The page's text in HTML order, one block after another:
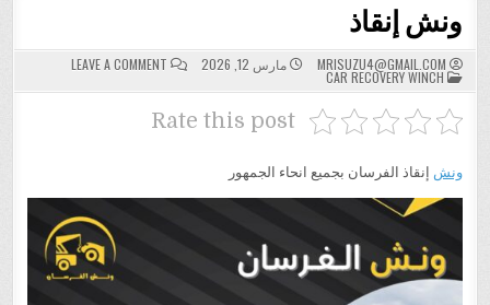
ونش إنقاذ
MRISUZU4@GMAIL.COM مارس 12, 2026 LEAVE A COMMENT
ON
ونش
إنقاذ
POSTED
IN
CAR RECOVERY WINCH
Rate this post
ونش إنقاذ الفرسان بجميع انحاء الجمهور